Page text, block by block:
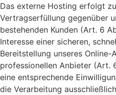
Das externe Hosting erfolgt
Vertragserfüllung gegenüber
bestehenden Kunden (Art. 6
Interesse einer sicheren,
Bereitstellung unseres
professionellen Anbieter (Art.
eine entsprechende
die Verarbeitung